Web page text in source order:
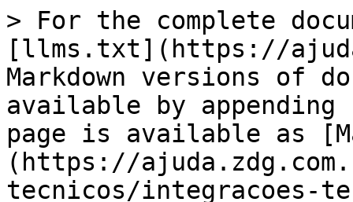
> For the complete
[llms.txt](https://
Markdown versions of
available by
page is available as
(https://
tecnicos/integracoes-